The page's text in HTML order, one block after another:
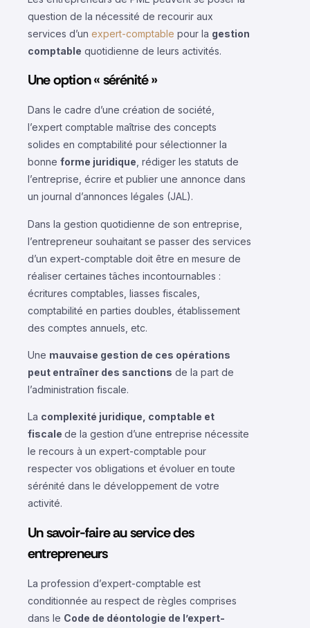
question de la nécessité de recourir aux
services d’un expert-comptable pour la gestion
comptable quotidienne de leurs activités.
Une option « sérénité »
Dans le cadre d’une création de société,
l’expert comptable maîtrise des concepts
solides en comptabilité pour sélectionner la
bonne forme juridique , rédiger les statuts de
l’entreprise, écrire et publier une annonce dans
un journal d’annonces légales (JAL).
Dans la gestion quotidienne de son entreprise,
l’entrepreneur souhaitant se passer des services
d’un expert-comptable doit être en mesure de
réaliser certaines tâches incontournables :
écritures comptables, liasses fiscales,
comptabilité en parties doubles, établissement
des comptes annuels, etc.
Une mauvaise gestion de ces opérations
peut entraîner des sanctions de la part de
l’administration fiscale.
La complexité juridique, comptable et
fiscale de la gestion d’une entreprise nécessite
le recours à un expert-comptable pour
respecter vos obligations et évoluer en toute
sérénité dans le développement de votre
activité.
Un savoir-faire au service des
entrepreneurs
La profession d’expert-comptable est
conditionnée au respect de règles comprises
dans le Code de déontologie de l’expert-